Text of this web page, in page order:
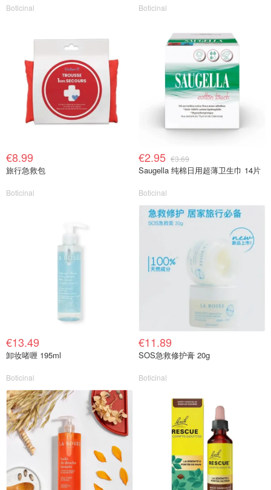
Boticinal Boticinal
€8.99
旅行急救包
Boticinal
€2.95 €3.69
Saugella 纯棉日用超薄卫生巾 14片
Boticinal
€13.49
卸妆啫喱 195ml
Boticinal
€11.89
SOS急救修护膏 20g
Boticinal